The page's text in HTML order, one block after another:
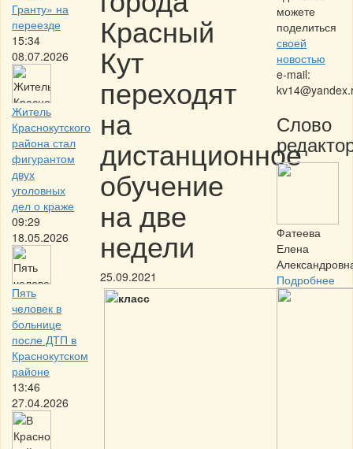
Гранту» на
переезде
15:34
08.07.2026
Житель
Краснокутского
района стал
фигурантом
двух
уголовных
дел о краже
09:29
18.05.2026
Пять
человек в
больнице
после ДТП в
Краснокутском
районе
13:46
27.04.2026
Красный
Кут
переходят
на
дистанционное
обучение
на две
недели
25.09.2021
можете
поделиться
своей
новостью
e-mail:
Слово
Фатеева
Елена
Подробнее